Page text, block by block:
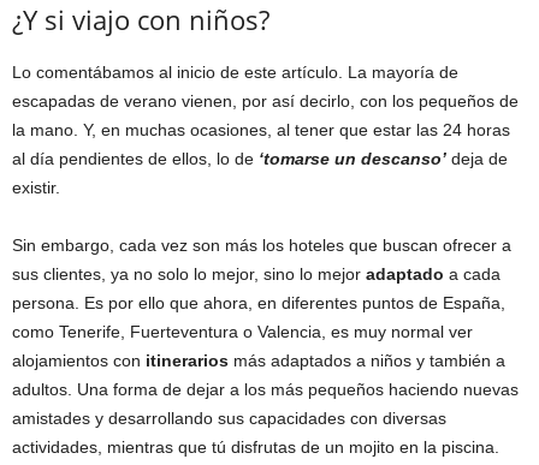
¿Y si viajo con niños?
Lo comentábamos al inicio de este artículo. La mayoría de
escapadas de verano vienen, por así decirlo, con los pequeños de
la mano. Y, en muchas ocasiones, al tener que estar las 24 horas
al día pendientes de ellos, lo de ‘tomarse un descanso’ deja de
existir.
Sin embargo, cada vez son más los hoteles que buscan ofrecer a
sus clientes, ya no solo lo mejor, sino lo mejor adaptado a cada
persona. Es por ello que ahora, en diferentes puntos de España,
como Tenerife, Fuerteventura o Valencia, es muy normal ver
alojamientos con itinerarios más adaptados a niños y también a
adultos. Una forma de dejar a los más pequeños haciendo nuevas
amistades y desarrollando sus capacidades con diversas
actividades, mientras que tú disfrutas de un mojito en la piscina.